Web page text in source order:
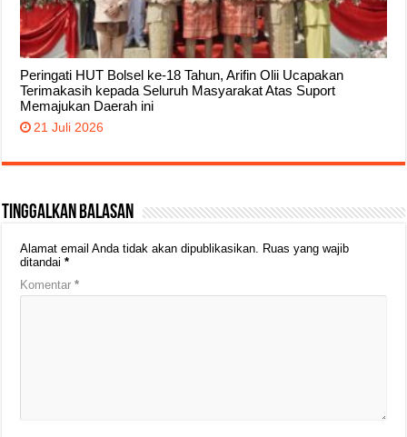
Peringati HUT Bolsel ke-18 Tahun, Arifin Olii Ucapakan
Terimakasih kepada Seluruh Masyarakat Atas Suport
Memajukan Daerah ini
21 Juli 2026
Tinggalkan Balasan
Alamat email Anda tidak akan dipublikasikan.
Ruas yang wajib
ditandai*
Komentar*